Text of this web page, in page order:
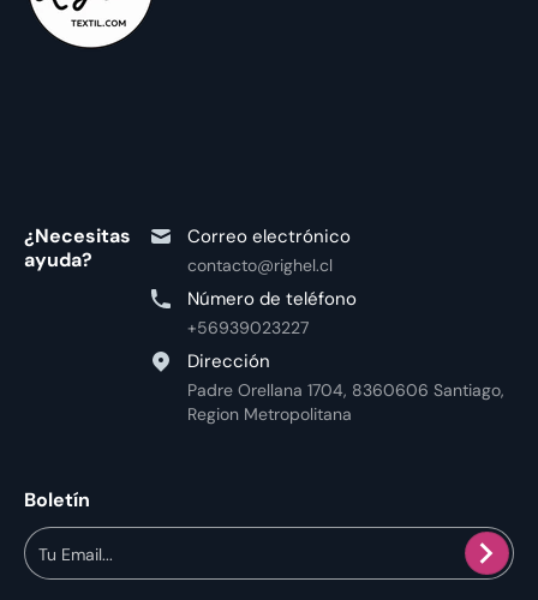
¿Necesitas
ayuda?
Dirección
Padre Orellana 1704, 8360606 Santiago,
Region Metropolitana
Correo electrónico
contacto@righel.cl
Número de teléfono
+56939023227
Boletín
Tu Email...